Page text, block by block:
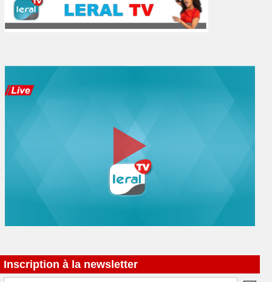
Inscription à la newsletter